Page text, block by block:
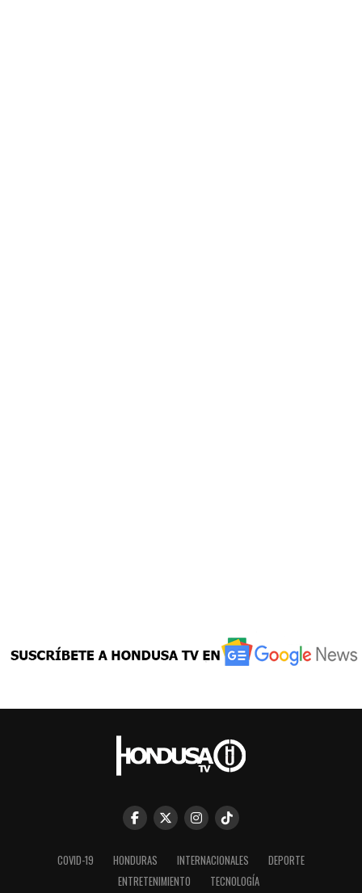
COVID-19 HONDURAS INTERNACIONALES
DEPORTE
ENTRETENIMIENTO
TECNOLOGÍA